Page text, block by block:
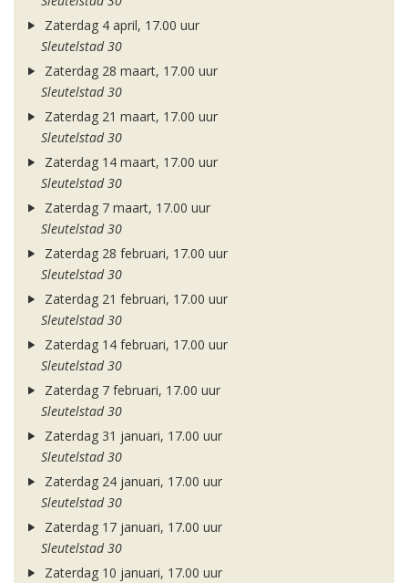
Zaterdag 4 april, 17.00 uur
Sleutelstad 30
Zaterdag 28 maart, 17.00 uur
Sleutelstad 30
Zaterdag 21 maart, 17.00 uur
Sleutelstad 30
Zaterdag 14 maart, 17.00 uur
Sleutelstad 30
Zaterdag 7 maart, 17.00 uur
Sleutelstad 30
Zaterdag 28 februari, 17.00 uur
Sleutelstad 30
Zaterdag 21 februari, 17.00 uur
Sleutelstad 30
Zaterdag 14 februari, 17.00 uur
Sleutelstad 30
Zaterdag 7 februari, 17.00 uur
Sleutelstad 30
Zaterdag 31 januari, 17.00 uur
Sleutelstad 30
Zaterdag 24 januari, 17.00 uur
Sleutelstad 30
Zaterdag 17 januari, 17.00 uur
Sleutelstad 30
Zaterdag 10 januari, 17.00 uur